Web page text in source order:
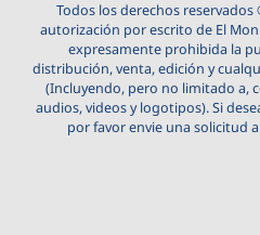
Todos los derechos
autorización por escrito de El
expresamente prohibida la
distribución, venta, edición y
(Incluyendo, pero no limitado a,
audios, videos y logotipos). Si
por favor envie una solicitud